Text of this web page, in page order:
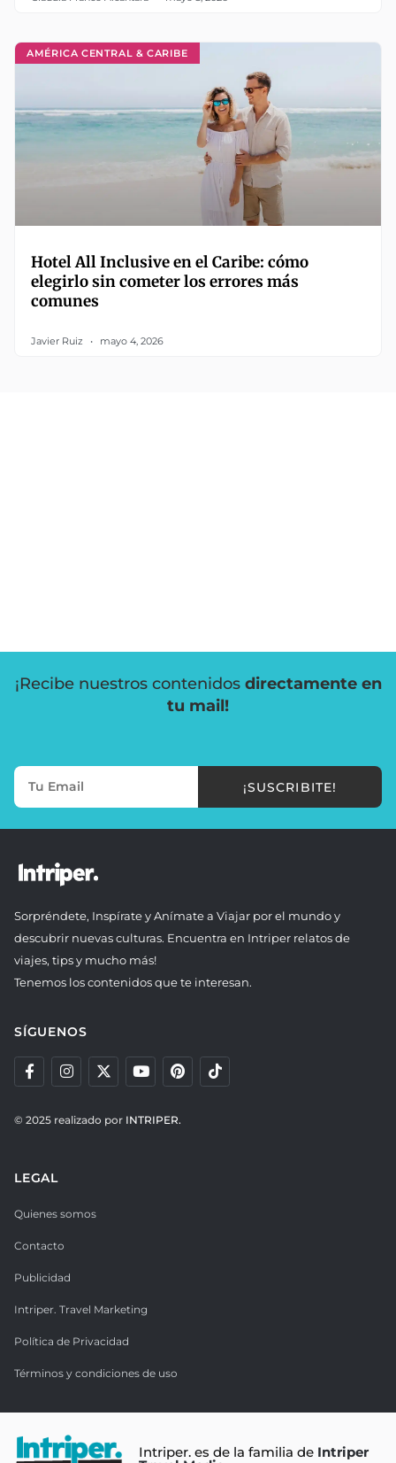
AMÉRICA CENTRAL & CARIBE
Hotel All Inclusive en el Caribe: cómo
elegirlo sin cometer los errores más
comunes
Javier Ruiz mayo 4, 2026
¡Recibe nuestros contenidos directamente en
tu mail!
¡SUSCRIBITE!
Sorpréndete, Inspírate y Anímate a Viajar por el mundo y
descubrir nuevas culturas. Encuentra en Intriper relatos de
viajes, tips y mucho más!
Tenemos los contenidos que te interesan.
SÍGUENOS
© 2025 realizado por INTRIPER.
LEGAL
Quienes somos
Contacto
Publicidad
Intriper. Travel Marketing
Política de Privacidad
Términos y condiciones de uso
Intriper. es de la familia de Intriper